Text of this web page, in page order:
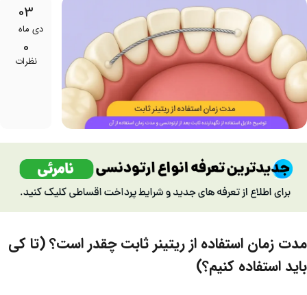
03
دی ماه
0
نظرات
مدت زمان استفاده از ریتینر ثابت چقدر است؟ (تا کی
باید استفاده کنیم؟)